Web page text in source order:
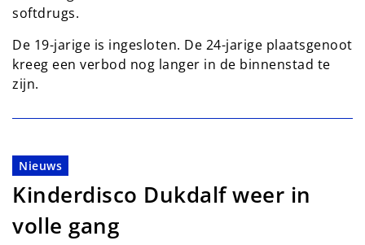
softdrugs.
De 19-jarige is ingesloten. De 24-jarige plaatsgenoot
kreeg een verbod nog langer in de binnenstad te
zijn.
Nieuws
Kinderdisco Dukdalf weer in
volle gang